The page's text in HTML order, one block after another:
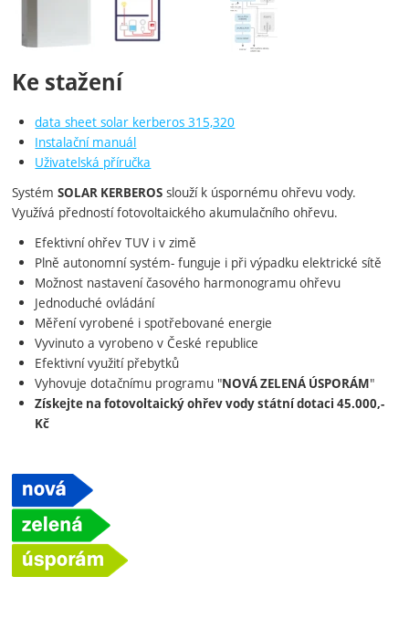
Ke stažení
data sheet solar kerberos 315,320
Instalační manuál
Uživatelská příručka
SystémSOLAR KERBEROS slouží k úspornému ohřevu vody.
Využívá předností fotovoltaického akumulačního ohřevu.
Efektivní ohřev TUV i v zimě
Plně autonomní systém- funguje i při výpadku elektrické sítě
Možnost nastavení časového harmonogramu ohřevu
Jednoduché ovládání
Měření vyrobené i spotřebované energie
Vyvinuto a vyrobeno v České republice
Efektivní využití přebytků
Vyhovuje dotačnímu programu "NOVÁ ZELENÁ ÚSPORÁM"
Získejte na fotovoltaický ohřev vody státní dotaci 45.000,-
Kč